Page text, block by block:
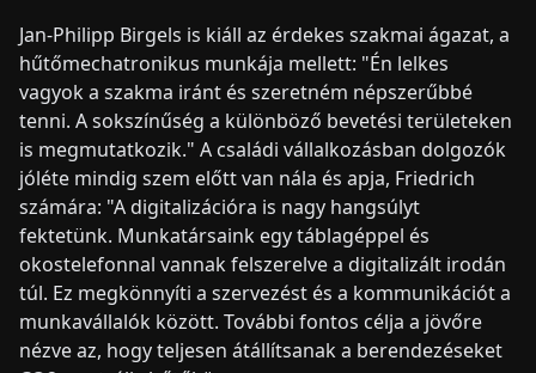
Jan-Philipp Birgels is kiáll az érdekes szakmai ágazat, a
hűtőmechatronikus munkája mellett: "Én lelkes
vagyok a szakma iránt és szeretném népszerűbbé
tenni. A sokszínűség a különböző bevetési területeken
is megmutatkozik." A családi vállalkozásban dolgozók
jóléte mindig szem előtt van nála és apja, Friedrich
számára: "A digitalizációra is nagy hangsúlyt
fektetünk. Munkatársaink egy táblagéppel és
okostelefonnal vannak felszerelve a digitalizált irodán
túl. Ez megkönnyíti a szervezést és a kommunikációt a
munkavállalók között. További fontos célja a jövőre
nézve az, hogy teljesen átállítsanak a berendezéseket